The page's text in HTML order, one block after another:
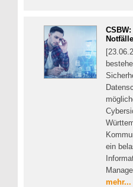
Notfälle
ein
mehr...